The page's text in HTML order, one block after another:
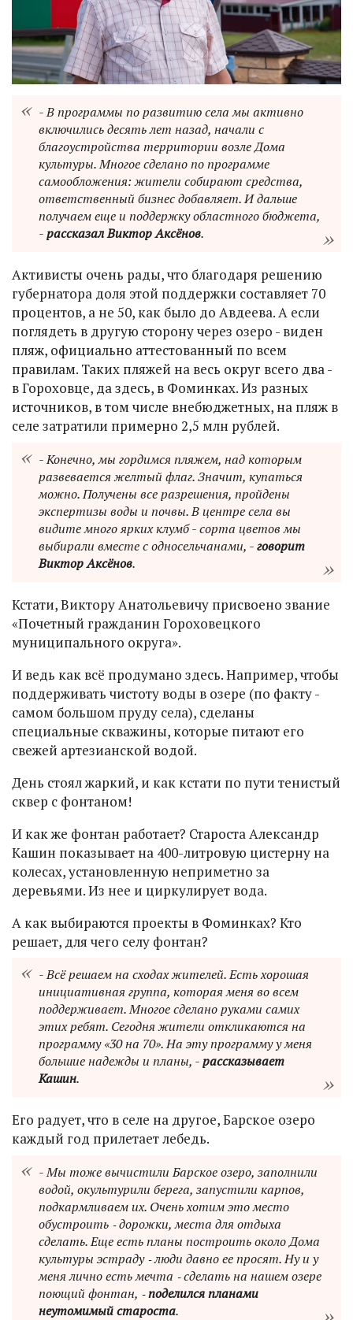
- В программы по развитию села мы активно
включились десять лет назад, начали с
благоустройства территории возле Дома
культуры. Многое сделано по программе
самообложения: жители собирают средства,
ответственный бизнес добавляет. И дальше
получаем еще и поддержку областного бюджета,
-рассказал Виктор Аксёнов.
Активисты очень рады, что благодаря решению
губернатора доля этой поддержки составляет 70
процентов, а не 50, как было до Авдеева. А если
поглядеть в другую сторону через озеро - виден
пляж, официально аттестованный по всем
правилам. Таких пляжей на весь округ всего два -
в Гороховце, да здесь, в Фоминках. Из разных
источников, в том числе внебюджетных, на пляж в
селе затратили примерно 2,5 млн рублей.
- Конечно, мы гордимся пляжем, над которым
развевается желтый флаг. Значит, купаться
можно. Получены все разрешения, пройдены
экспертизы воды и почвы. В центре села вы
видите много ярких клумб - сорта цветов мы
выбирали вместе с односельчанами, -говорит
Виктор Аксёнов.
Кстати, Виктору Анатольевичу присвоено звание
«Почетный гражданин Гороховецкого
муниципального округа».
И ведь как всё продумано здесь. Например, чтобы
поддерживать чистоту воды в озере (по факту -
самом большом пруду села), сделаны
специальные скважины, которые питают его
свежей артезианской водой.
День стоял жаркий, и как кстати по пути тенистый
сквер с фонтаном!
И как же фонтан работает? Староста Александр
Кашин показывает на 400-литровую цистерну на
колесах, установленную неприметно за
деревьями. Из нее и циркулирует вода.
А как выбираются проекты в Фоминках? Кто
решает, для чего селу фонтан?
- Всё решаем на сходах жителей. Есть хорошая
инициативная группа, которая меня во всем
поддерживает. Многое сделано руками самих
этих ребят. Сегодня жители откликаются на
программу «30 на 70». На эту программу у меня
большие надежды и планы, -рассказывает
Кашин.
Его радует, что в селе на другое, Барское озеро
каждый год прилетает лебедь.
- Мы тоже вычистили Барское озеро, заполнили
водой, окультурили берега, запустили карпов,
подкармливаем их. Очень хотим это место
обустроить ‑ дорожки, места для отдыха
сделать. Еще есть планы построить около Дома
культуры эстраду ‑ люди давно ее просят. Ну и у
меня лично есть мечта ‑ сделать на нашем озере
поющий фонтан, ‑поделился планами
неутомимый староста.